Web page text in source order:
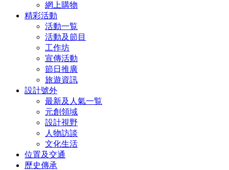
網上購物
精彩活動
活動一覧
活動及節目
工作坊
宣傳活動
節日推廣
旅遊資訊
設計號外
最新及人氣一覧
元創領域
設計視野
人物訪談
文化生活
位置及交通
歷史傳承